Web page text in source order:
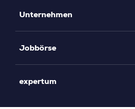
Unternehmen
Jobbörse
expertum